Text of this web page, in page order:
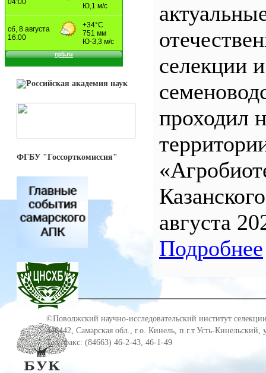
ФГБУ "Госсорткомиссия"
селекции и
проходил
августа
Подробнее
©Поволжский научно-исследовательский институт
446442, Самарская обл., г.о. Кинель, п.г.т.Усть-Кинельский,
Тел./факс: (84663) 46-2-43, 46-1-49